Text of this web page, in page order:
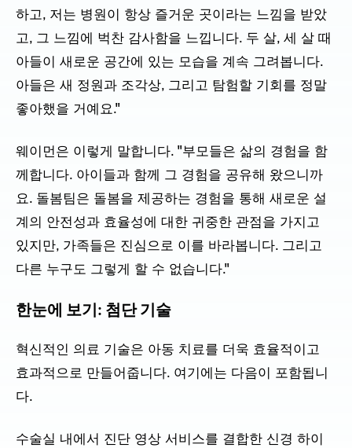
하고, 저는 병원이 항상 즐거운 곳이라는 느낌을 받았
고, 그 느낌에 벅찬 감사함을 느낍니다. 두 살, 세 살 때
아들이 새로운 공간에 있는 모습을 계속 그려봅니다.
아들은 새 정원과 조각상, 그리고 탐험할 기회를 정말
좋아했을 거예요."
웨이먼은 이렇게 말합니다. "부모들은 삶의 경험을 함
께합니다. 아이들과 함께 그 경험을 공유해 왔으니까
요. 돌봄팀은 돌봄을 제공하는 경험을 통해 새로운 설
계의 안전성과 효율성에 대한 귀중한 관점을 가지고
있지만, 가족들은 진심으로 이를 바라봅니다. 그리고
다른 누구도 그렇게 할 수 없습니다."
한눈에 보기: 첨단 기술
혁신적인 의료 기술은 아동 치료를 더욱 효율적이고
효과적으로 만들어줍니다. 여기에는 다음이 포함됩니
다.
수술실 내에서 진단 영상 서비스를 결합한 신경 하이